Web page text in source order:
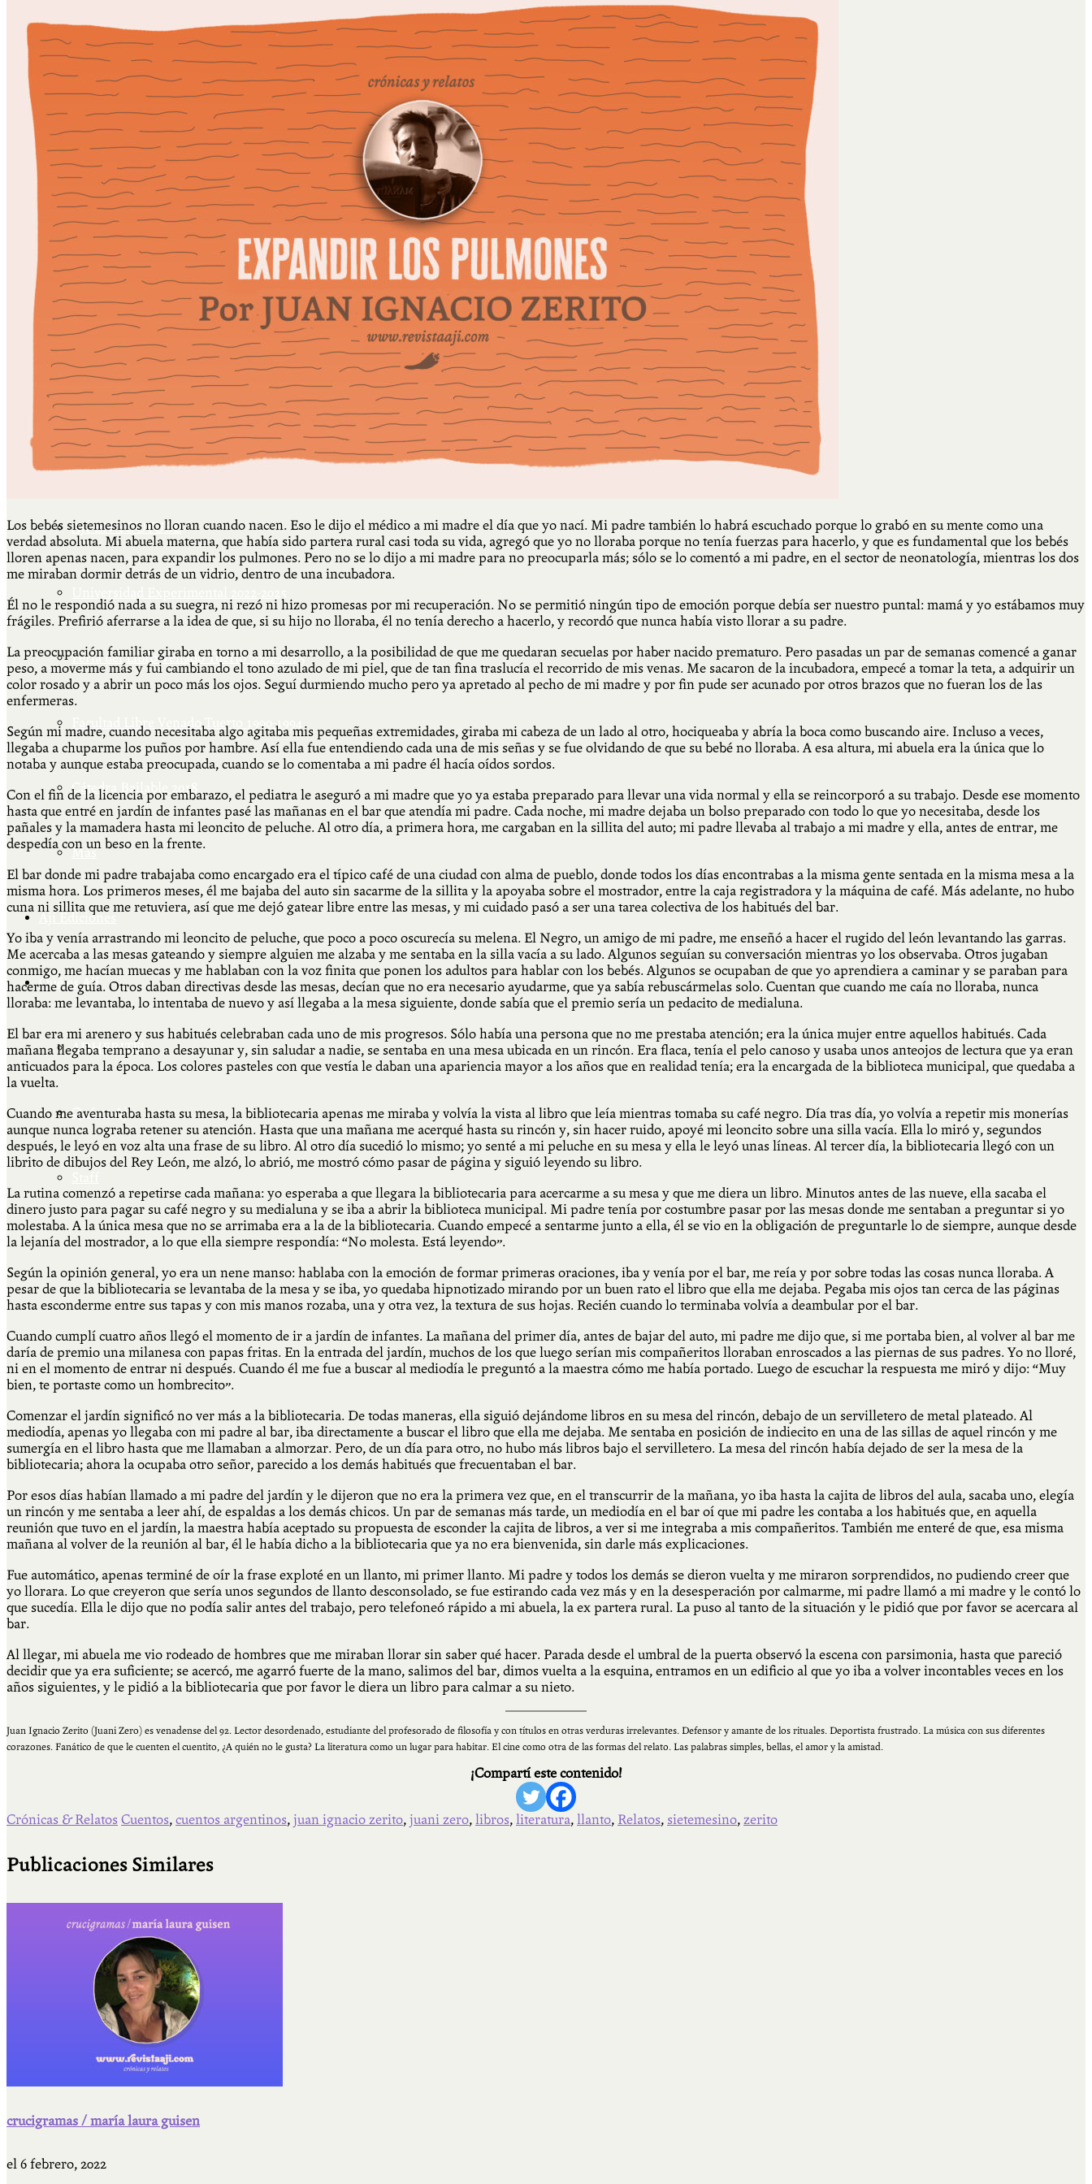
Actualidad y sociedad
Educación
Literatura
Filosofía
Psicología
Más
Actividades & contenido
AJÍ EN YOUTUBE
Feria del Libro Venado Tuerto 2022-2025
Facultad Libre Venado Tuerto 1990-1994
Cátedra Bailable 2018
Más
Ají Ediciones
Qué es Ají
ADHERITE!
Qué es Ají
Los bebés sietemesinos no lloran cuando nacen. Eso le dijo el médico a mi madre el día que yo nací. Mi padre también lo habrá escuchado porque lo grabó en su mente como una
verdad absoluta. Mi abuela materna, que había sido partera rural casi toda su vida, agregó que yo no lloraba porque no tenía fuerzas para hacerlo, y que es fundamental que los bebés
lloren apenas nacen, para expandir los pulmones. Pero no se lo dijo a mi madre para no preocuparla más; sólo se lo comentó a mi padre, en el sector de neonatología, mientras los dos
me miraban dormir detrás de un vidrio, dentro de una incubadora.
Él no le respondió nada a su suegra, ni rezó ni hizo promesas por mi recuperación. No se permitió ningún tipo de emoción porque debía ser nuestro puntal: mamá y yo estábamos muy
frágiles. Prefirió aferrarse a la idea de que, si su hijo no lloraba, él no tenía derecho a hacerlo, y recordó que nunca había visto llorar a su padre.
La preocupación familiar giraba en torno a mi desarrollo, a la posibilidad de que me quedaran secuelas por haber nacido prematuro. Pero pasadas un par de semanas comencé a ganar
peso, a moverme más y fui cambiando el tono azulado de mi piel, que de tan fina traslucía el recorrido de mis venas. Me sacaron de la incubadora, empecé a tomar la teta, a adquirir un
color rosado y a abrir un poco más los ojos. Seguí durmiendo mucho pero ya apretado al pecho de mi madre y por fin pude ser acunado por otros brazos que no fueran los de las
enfermeras.
Según mi madre, cuando necesitaba algo agitaba mis pequeñas extremidades, giraba mi cabeza de un lado al otro, hociqueaba y abría la boca como buscando aire. Incluso a veces,
llegaba a chuparme los puños por hambre. Así ella fue entendiendo cada una de mis señas y se fue olvidando de que su bebé no lloraba. A esa altura, mi abuela era la única que lo
notaba y aunque estaba preocupada, cuando se lo comentaba a mi padre él hacía oídos sordos.
Con el fin de la licencia por embarazo, el pediatra le aseguró a mi madre que yo ya estaba preparado para llevar una vida normal y ella se reincorporó a su trabajo. Desde ese momento
hasta que entré en jardín de infantes pasé las mañanas en el bar que atendía mi padre. Cada noche, mi madre dejaba un bolso preparado con todo lo que yo necesitaba, desde los
pañales y la mamadera hasta mi leoncito de peluche. Al otro día, a primera hora, me cargaban en la sillita del auto; mi padre llevaba al trabajo a mi madre y ella, antes de entrar, me
despedía con un beso en la frente.
El bar donde mi padre trabajaba como encargado era el típico café de una ciudad con alma de pueblo, donde todos los días encontrabas a la misma gente sentada en la misma mesa a la
misma hora. Los primeros meses, él me bajaba del auto sin sacarme de la sillita y la apoyaba sobre el mostrador, entre la caja registradora y la máquina de café. Más adelante, no hubo
cuna ni sillita que me retuviera, así que me dejó gatear libre entre las mesas, y mi cuidado pasó a ser una tarea colectiva de los habitués del bar.
Yo iba y venía arrastrando mi leoncito de peluche, que poco a poco oscurecía su melena. El Negro, un amigo de mi padre, me enseñó a hacer el rugido del león levantando las garras.
Me acercaba a las mesas gateando y siempre alguien me alzaba y me sentaba en la silla vacía a su lado. Algunos seguían su conversación mientras yo los observaba. Otros jugaban
conmigo, me hacían muecas y me hablaban con la voz finita que ponen los adultos para hablar con los bebés. Algunos se ocupaban de que yo aprendiera a caminar y se paraban para
hacerme de guía. Otros daban directivas desde las mesas, decían que no era necesario ayudarme, que ya sabía rebuscármelas solo. Cuentan que cuando me caía no lloraba, nunca
lloraba: me levantaba, lo intentaba de nuevo y así llegaba a la mesa siguiente, donde sabía que el premio sería un pedacito de medialuna.
El bar era mi arenero y sus habitués celebraban cada uno de mis progresos. Sólo había una persona que no me prestaba atención; era la única mujer entre aquellos habitués. Cada
mañana llegaba temprano a desayunar y, sin saludar a nadie, se sentaba en una mesa ubicada en un rincón. Era flaca, tenía el pelo canoso y usaba unos anteojos de lectura que ya eran
anticuados para la época. Los colores pasteles con que vestía le daban una apariencia mayor a los años que en realidad tenía; era la encargada de la biblioteca municipal, que quedaba a
la vuelta.
Cuando me aventuraba hasta su mesa, la bibliotecaria apenas me miraba y volvía la vista al libro que leía mientras tomaba su café negro. Día tras día, yo volvía a repetir mis monerías
aunque nunca lograba retener su atención. Hasta que una mañana me acerqué hasta su rincón y, sin hacer ruido, apoyé mi leoncito sobre una silla vacía. Ella lo miró y, segundos
después, le leyó en voz alta una frase de su libro. Al otro día sucedió lo mismo; yo senté a mi peluche en su mesa y ella le leyó unas líneas. Al tercer día, la bibliotecaria llegó con un
librito de dibujos del Rey León, me alzó, lo abrió, me mostró cómo pasar de página y siguió leyendo su libro.
La rutina comenzó a repetirse cada mañana: yo esperaba a que llegara la bibliotecaria para acercarme a su mesa y que me diera un libro. Minutos antes de las nueve, ella sacaba el
dinero justo para pagar su café negro y su medialuna y se iba a abrir la biblioteca municipal. Mi padre tenía por costumbre pasar por las mesas donde me sentaban a preguntar si yo
molestaba. A la única mesa que no se arrimaba era a la de la bibliotecaria. Cuando empecé a sentarme junto a ella, él se vio en la obligación de preguntarle lo de siempre, aunque desde
la lejanía del mostrador, a lo que ella siempre respondía: “No molesta. Está leyendo”.
Según la opinión general, yo era un nene manso: hablaba con la emoción de formar primeras oraciones, iba y venía por el bar, me reía y por sobre todas las cosas nunca lloraba. A
pesar de que la bibliotecaria se levantaba de la mesa y se iba, yo quedaba hipnotizado mirando por un buen rato el libro que ella me dejaba. Pegaba mis ojos tan cerca de las páginas
hasta esconderme entre sus tapas y con mis manos rozaba, una y otra vez, la textura de sus hojas. Recién cuando lo terminaba volvía a deambular por el bar.
Cuando cumplí cuatro años llegó el momento de ir a jardín de infantes. La mañana del primer día, antes de bajar del auto, mi padre me dijo que, si me portaba bien, al volver al bar me
daría de premio una milanesa con papas fritas. En la entrada del jardín, muchos de los que luego serían mis compañeritos lloraban enroscados a las piernas de sus padres. Yo no lloré,
ni en el momento de entrar ni después. Cuando él me fue a buscar al mediodía le preguntó a la maestra cómo me había portado. Luego de escuchar la respuesta me miró y dijo: “Muy
bien, te portaste como un hombrecito”.
Comenzar el jardín significó no ver más a la bibliotecaria. De todas maneras, ella siguió dejándome libros en su mesa del rincón, debajo de un servilletero de metal plateado. Al
mediodía, apenas yo llegaba con mi padre al bar, iba directamente a buscar el libro que ella me dejaba. Me sentaba en posición de indiecito en una de las sillas de aquel rincón y me
sumergía en el libro hasta que me llamaban a almorzar. Pero, de un día para otro, no hubo más libros bajo el servilletero. La mesa del rincón había dejado de ser la mesa de la
bibliotecaria; ahora la ocupaba otro señor, parecido a los demás habitués que frecuentaban el bar.
Por esos días habían llamado a mi padre del jardín y le dijeron que no era la primera vez que, en el transcurrir de la mañana, yo iba hasta la cajita de libros del aula, sacaba uno, elegía
un rincón y me sentaba a leer ahí, de espaldas a los demás chicos. Un par de semanas más tarde, un mediodía en el bar oí que mi padre les contaba a los habitués que, en aquella
reunión que tuvo en el jardín, la maestra había aceptado su propuesta de esconder la cajita de libros, a ver si me integraba a mis compañeritos. También me enteré de que, esa misma
mañana al volver de la reunión al bar, él le había dicho a la bibliotecaria que ya no era bienvenida, sin darle más explicaciones.
Fue automático, apenas terminé de oír la frase exploté en un llanto, mi primer llanto. Mi padre y todos los demás se dieron vuelta y me miraron sorprendidos, no pudiendo creer que
yo llorara. Lo que creyeron que sería unos segundos de llanto desconsolado, se fue estirando cada vez más y en la desesperación por calmarme, mi padre llamó a mi madre y le contó lo
que sucedía. Ella le dijo que no podía salir antes del trabajo, pero telefoneó rápido a mi abuela, la ex partera rural. La puso al tanto de la situación y le pidió que por favor se acercara al
bar.
Al llegar, mi abuela me vio rodeado de hombres que me miraban llorar sin saber qué hacer. Parada desde el umbral de la puerta observó la escena con parsimonia, hasta que pareció
decidir que ya era suficiente; se acercó, me agarró fuerte de la mano, salimos del bar, dimos vuelta a la esquina, entramos en un edificio al que yo iba a volver incontables veces en los
años siguientes, y le pidió a la bibliotecaria que por favor le diera un libro para calmar a su nieto.
Juan Ignacio Zerito (Juani Zero) es venadense del 92. Lector desordenado, estudiante del profesorado de filosofía y con títulos en otras verduras irrelevantes. Defensor y amante de los rituales. Deportista frustrado. La música con sus diferentes
corazones. Fanático de que le cuenten el cuentito, ¿A quién no le gusta? La literatura como un lugar para habitar. El cine como otra de las formas del relato. Las palabras simples, bellas, el amor y la amistad.
¡Compartí este contenido!
Crónicas & Relatos Cuentos, cuentos argentinos, juan ignacio zerito, juani zero, libros, literatura, llanto, Relatos, sietemesino, zerito
Publicaciones Similares
crucigramas / maría laura guisen
el 6 febrero, 2022